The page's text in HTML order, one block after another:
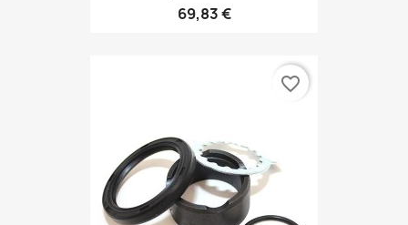
69,83 €
favorite_border